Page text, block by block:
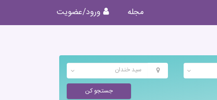
مجله ورود/عضویت
سید خندان
جستجو کن